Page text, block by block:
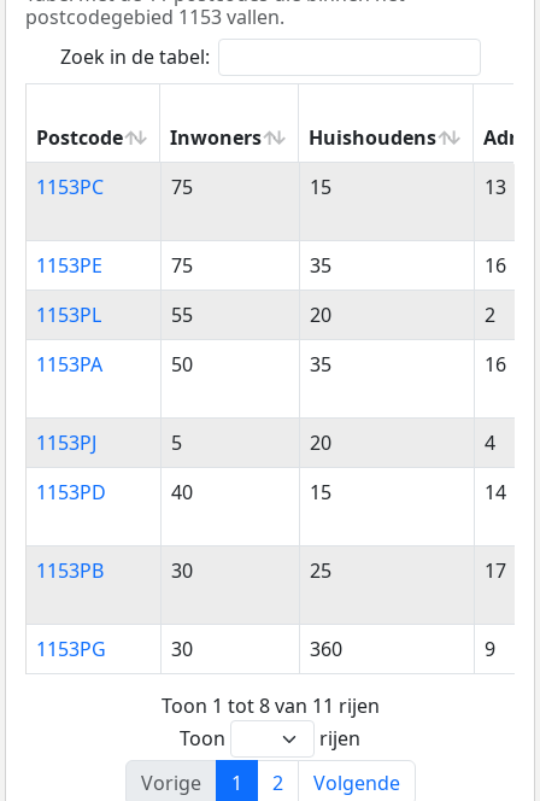
postcodegebied 1153 vallen.
Zoek in de tabel:
Postcode Inwoners Huishoudens
Postcode
Inwoners Huishoudens
1153PC 75 15 13
1153PE 75 35
16
1153PL
55 20
2
1153PA
50 35 16
1153PJ 5 20
4
1153PD
40 15 14
1153PB 30 25 17
1153PG 30 360 9
Toon 1 tot 8 van 11 rijen
Toon
rijen
Vorige
1 2 Volgende